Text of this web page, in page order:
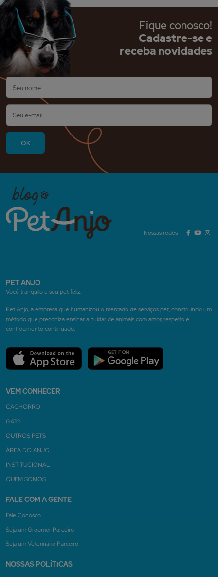
Fique conosco!
Cadastre-se e
receba novidades
Nossas redes:
PET ANJO
Você tranquilo e seu pet feliz.
Pet Anjo, a empresa que humanizou o mercado de serviços pet, construindo um
método que preconiza ensinar a cuidar de animais com amor, respeito e
conhecimento continuado.
VEM CONHECER
CACHORRO
GATO
OUTROS PETS
ÁREA DO ANJO
INSTITUCIONAL
QUEM SOMOS
FALE COM A GENTE
Fale Conosco
Seja um Groomer Parceiro
Seja um Veterinário Parceiro
NOSSAS POLÍTICAS